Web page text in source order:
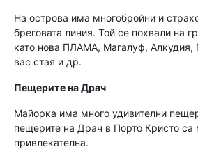
На острова има многобройни и
бреговата линия. Той се похвали на
като нова ПЛАМА, Магалуф, Алкудия,
вас стая и др.
Пещерите на Драч
Майорка има много удивителни
пещерите на Драч в Порто Кристо
привлекателна.